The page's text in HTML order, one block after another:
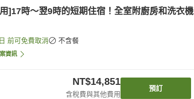
]17時〜翌9時的短期住宿！全室附廚房和洗衣
前可免費取消 不含餐
資訊
NT$14,851
含稅費與其他費用
預訂